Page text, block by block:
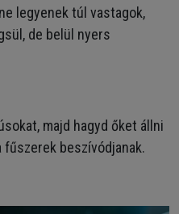
legyenek túl vastagok,
de belül nyers
majd hagyd őket állni
fűszerek beszívódjanak.